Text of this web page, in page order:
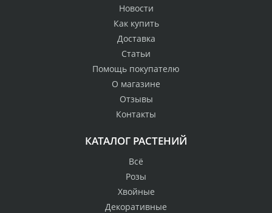
Новости
Как купить
Доставка
Статьи
Помощь покупателю
О магазине
Отзывы
Контакты
КАТАЛОГ РАСТЕНИЙ
Всё
Розы
Хвойные
Декоративные